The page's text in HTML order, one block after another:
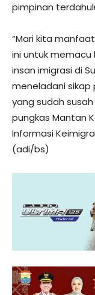
pimpinan
“Mari kita
ini untuk
insan imigrasi di
meneladani sikap
yang sudah
pungkas Mantan
Informasi
(adi/bs)